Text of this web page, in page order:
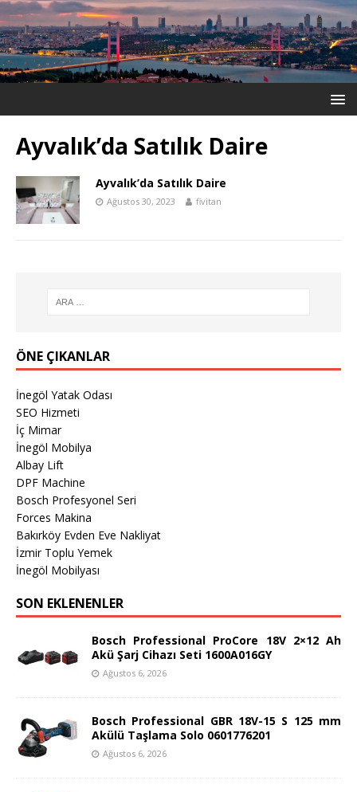
Ayvalık’da Satılık Daire
Ayvalık’da Satılık Daire
Ağustos 30, 2023 fivitan
ÖNE ÇIKANLAR
İnegöl Yatak Odası
SEO Hizmeti
İç Mimar
İnegöl Mobilya
Albay Lift
DPF Machine
Bosch Profesyonel Seri
Forces Makina
Bakırköy Evden Eve Nakliyat
İzmir Toplu Yemek
İnegöl Mobilyası
SON EKLENENLER
Bosch Professional ProCore 18V 2×12 Ah
Akü Şarj Cihazı Seti 1600A016GY
Ağustos 6, 2026
Bosch Professional GBR 18V-15 S 125 mm
Akülü Taşlama Solo 0601776201
Ağustos 6, 2026